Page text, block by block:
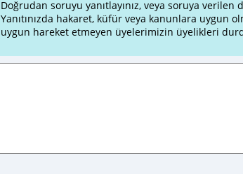
Doğrudan soruyu yanıtlayınız, veya soruya
Yanıtınızda hakaret, küfür veya kanunlara uygun
uygun hareket etmeyen üyelerimizin üyelikleri